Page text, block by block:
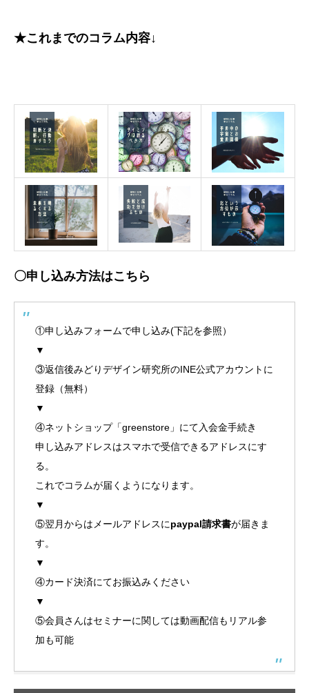
★これまでのコラム内容↓
〇申し込み方法はこちら
①申し込みフォームで申し込み(下記を参照）
▼
③返信後みどりデザイン研究所のINE公式アカウントに
登録（無料）
▼
④ネットショップ「greenstore」にて入会金手続き
申し込みアドレスはスマホで受信できるアドレスにす
る。
これでコラムが届くようになります。
▼
⑤翌月からはメールアドレスにpaypal請求書が届きま
す。
▼
④カード決済にてお振込みください
▼
⑤会員さんはセミナーに関しては動画配信もリアル参
加も可能